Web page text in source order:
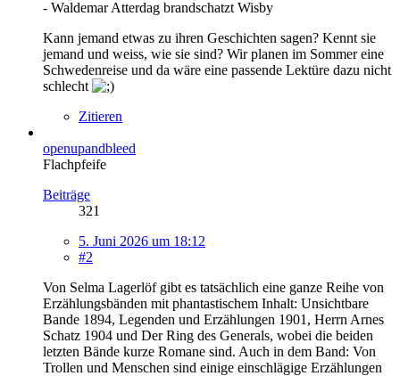
- Waldemar Atterdag brandschatzt Wisby
Kann jemand etwas zu ihren Geschichten sagen? Kennt sie
jemand und weiss, wie sie sind? Wir planen im Sommer eine
Schwedenreise und da wäre eine passende Lektüre dazu nicht
schlecht
Zitieren
openupandbleed
Flachpfeife
Beiträge
321
5. Juni 2026 um 18:12
#2
Von Selma Lagerlöf gibt es tatsächlich eine ganze Reihe von
Erzählungsbänden mit phantastischem Inhalt: Unsichtbare
Bande 1894, Legenden und Erzählungen 1901, Herrn Arnes
Schatz 1904 und Der Ring des Generals, wobei die beiden
letzten Bände kurze Romane sind. Auch in dem Band: Von
Trollen und Menschen sind einige einschlägige Erzählungen